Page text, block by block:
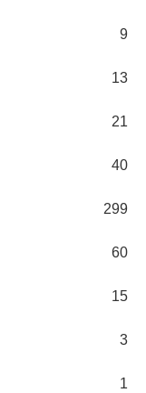
9
13
21
40
299
60
15
3
1